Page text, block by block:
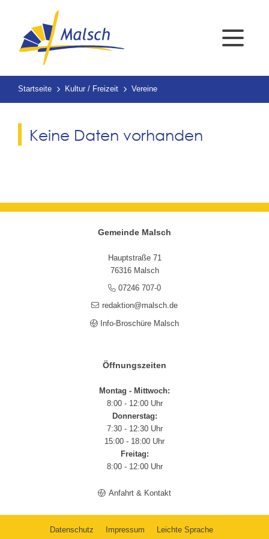
Startseite Kultur / Freizeit Vereine
Keine Daten vorhanden
Gemeinde Malsch
Hauptstraße 71
76316 Malsch
07246 707-0
redaktion@malsch.de
Info-Broschüre Malsch
Öffnungszeiten
Montag - Mittwoch:
8:00 - 12:00 Uhr
Donnerstag:
7:30 - 12:30 Uhr
15:00 - 18:00 Uhr
Freitag:
8:00 - 12:00 Uhr
Anfahrt & Kontakt
Datenschutz Impressum Leichte Sprache